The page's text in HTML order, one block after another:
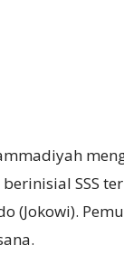
SSS
(Jokowi).